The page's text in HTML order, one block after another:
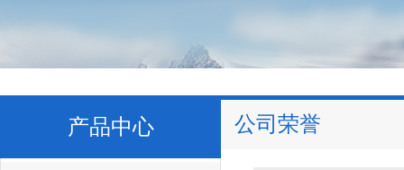
产品中心 公司荣誉